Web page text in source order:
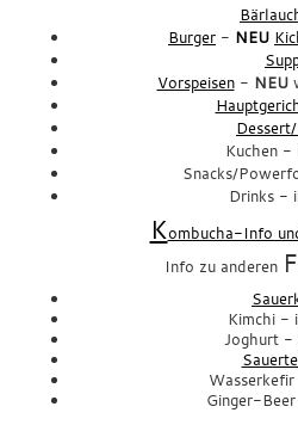
Burger - NEU
Vorspeisen- NEU
Kuchen -
Snacks/
Drinks -
Kombucha-Info
Info zu anderen F
Kimchi -
Joghurt -
Ginger-